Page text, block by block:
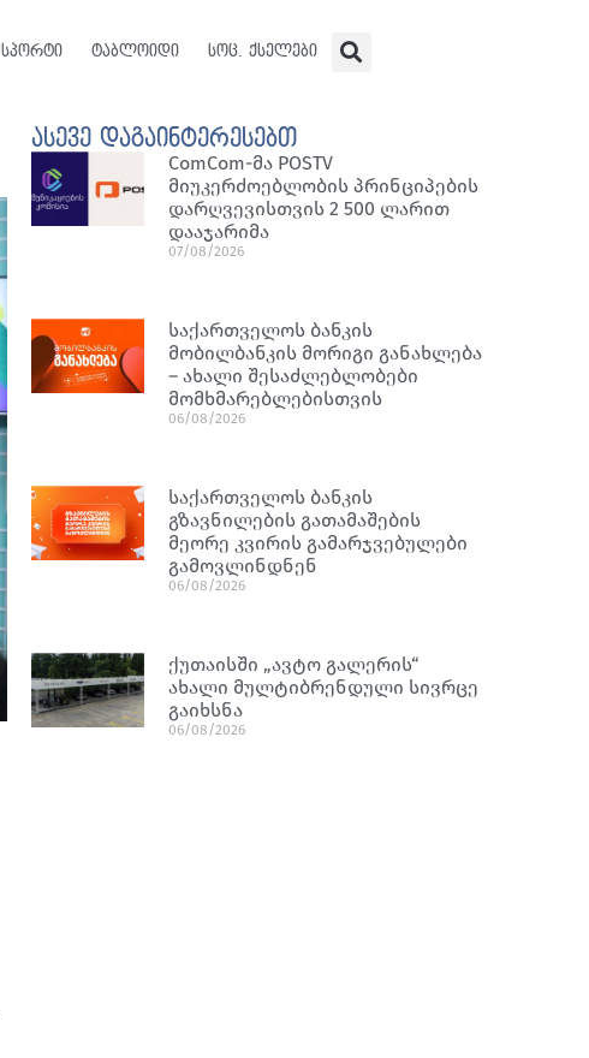
სპორტი ტაბლოიდი სოც. ქსელები
ასევე დაგაინტერესებთ
ComCom-მა POSTV
მიუკერძოებლობის პრინციპების
დარღვევისთვის 2 500 ლარით
დააჯარიმა
07/08/2026
საქართველოს ბანკის
მობილბანკის მორიგი განახლება
– ახალი შესაძლებლობები
მომხმარებლებისთვის
06/08/2026
საქართველოს ბანკის
გზავნილების გათამაშების
მეორე კვირის გამარჯვებულები
გამოვლინდნენ
06/08/2026
ქუთაისში „ავტო გალერის“
ახალი მულტიბრენდული სივრცე
გაიხსნა
06/08/2026